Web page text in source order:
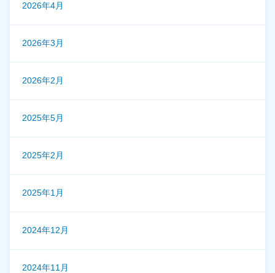
2026年4月
2026年3月
2026年2月
2025年5月
2025年2月
2025年1月
2024年12月
2024年11月